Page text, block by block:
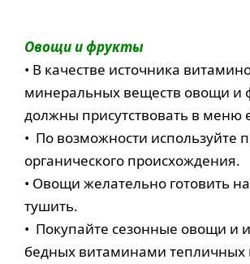
Овощи и фрукты
• В качестве источника
минеральных веществ овощи и
должны присутствовать в меню
• По возможности используйте
органического происхождения.
• Овощи желательно готовить
тушить.
• Покупайте сезонные овощи и
бедных витаминами тепличных